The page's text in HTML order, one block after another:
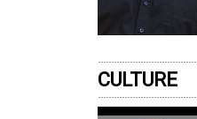
CULTURE